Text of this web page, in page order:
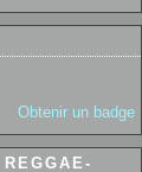
Obtenir un badge